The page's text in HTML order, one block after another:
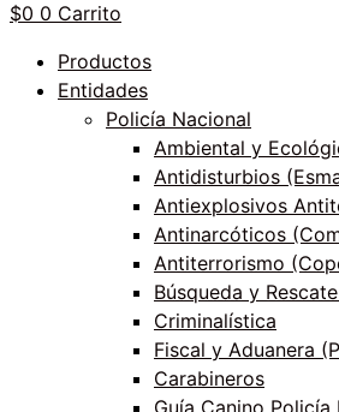
$0 0 Carrito
Productos
Entidades
Policía Nacional
Ambiental y
Antidisturbios
Antiexplosivos
Antinarcóticos
Antiterrorismo
Búsqueda y
Criminalística
Fiscal y Aduanera
Carabineros
Guía Canino Policía